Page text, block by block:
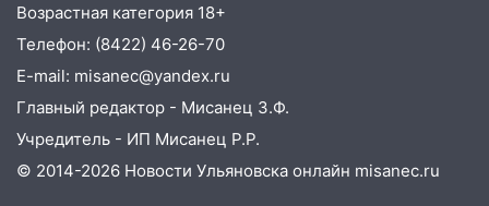
05:30 Астрологи назвали самый
опасный день августа: что ждет каждый
знак 5 августа
04.08.2026
23:27 Прокуратура проверяет
капремонт школы в посёлке Налейка
Возрастная категория 18+
Телефон: (8422) 46-26-70
E-mail: misanec@yandex.ru
Главный редактор - Мисанец З.Ф.
Учредитель - ИП Мисанец Р.Р.
© 2014-2026 Новости Ульяновска онлайн misanec.ru